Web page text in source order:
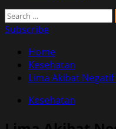
Search
for:
Subscribe
Home
Kesehatan
Lima Akibat
Kesehatan